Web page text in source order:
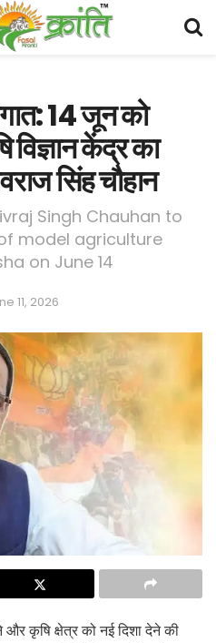
14 जून को
विज्ञान केंद्र का
सिंह चौहान
Singh Chauhan to
model agriculture
on June 14
11, 2026
कृषि क्षेत्र को नई दिशा देने की